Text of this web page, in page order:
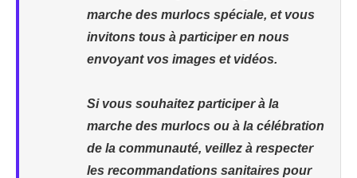
marche des murlocs spéciale, et vous
invitons tous à participer en nous
envoyant vos images et vidéos.
Si vous souhaitez participer à la
marche des murlocs ou à la célébration
de la communauté, veillez à respecter
les recommandations sanitaires pour